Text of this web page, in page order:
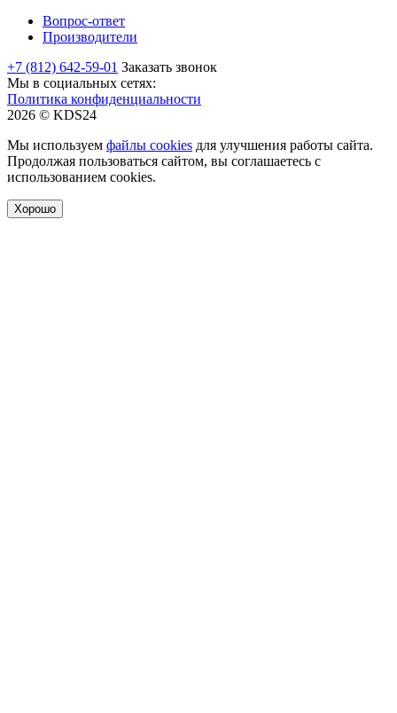
Вопрос-ответ
Производители
+7 (812) 642-59-01 Заказать звонок
Мы в социальных сетях:
Политика конфиденциальности
2026 © KDS24
Мы используем файлы cookies для улучшения работы сайта.
Продолжая пользоваться сайтом, вы соглашаетесь с
использованием cookies.
Хорошо